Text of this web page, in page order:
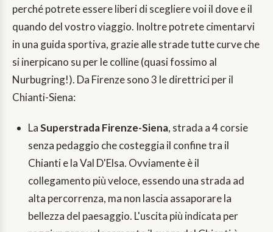
perché potrete essere liberi di scegliere voi il dove e il
quando del vostro viaggio. Inoltre potrete cimentarvi
in una guida sportiva, grazie alle strade tutte curve che
si inerpicano su per le colline (quasi fossimo al
Nurbugring!). Da Firenze sono 3 le direttrici per il
Chianti-Siena:
LaSuperstrada Firenze-Siena, strada a 4 corsie
senza pedaggio che costeggia il confine tra il
Chianti e la Val D'Elsa. Ovviamente è il
collegamento più veloce, essendo una strada ad
alta percorrenza, ma non lascia assaporare la
bellezza del paesaggio. L'uscita più indicata per